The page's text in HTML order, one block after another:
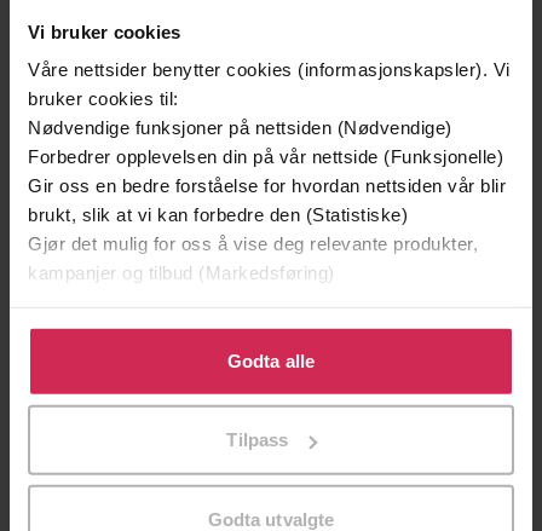
Vi bruker cookies
Våre nettsider benytter cookies (informasjonskapsler). Vi
bruker cookies til:
Nødvendige funksjoner på nettsiden (Nødvendige)
Forbedrer opplevelsen din på vår nettside (Funksjonelle)
Gir oss en bedre forståelse for hvordan nettsiden vår blir
brukt, slik at vi kan forbedre den (Statistiske)
Gjør det mulig for oss å vise deg relevante produkter,
kampanjer og tilbud (Markedsføring)
Klikk på «Godta alle» for å gi oss ditt samtykke til å
bruke cookies for alle disse formålene. Du kan også
tilpasse ditt samtykke til spesifikke formål ved å klikke
Godta alle
Tilpass
Godta utvalgte
Andre har også kjøpt
Premium
Vinner av Rivertonprisen
Premium
Første gang på tilbud